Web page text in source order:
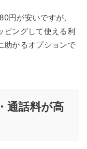
円が安いですが、
ピングして使える利
助かるオプションで
通話料が高